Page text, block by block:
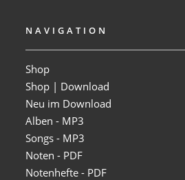
NAVIGATION
Shop
Shop | Download
Neu im Download
Alben - MP3
Songs - MP3
Noten - PDF
Notenhefte - PDF